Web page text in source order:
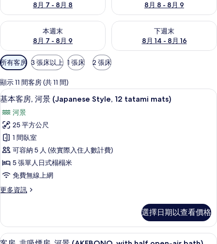
8月 7 - 8月 8
8月 8 - 8月 9
本週末
8月 7 - 8月 9
查看本週末 (8月 7 - 8月 9) 的供應情況
下週末
8月 14 - 8月 16
查看下週末 (8月 14 - 8月 16)
可
用
的
客
房
篩
選
條
件
所有客房 3 張床以上 1 張床 2 張床
顯示 11 間客房 (共 11 間)
顯
基
本
客
房,
河
(Japanese
tatami
mats)
高級寢具、羽絨被、客房內保險箱、書
8
基本客房, 河景 (Japanese Style, 12 tatami mats)
河景
25 平方公尺
1 間臥室
可容納 5 人 (依實際入住人數計費)
5 張單人日式榻榻米
免費無線上網
更多資訊
更
客
房,
河
選擇日期以查看價格
顯
免費盥洗用品、吹風機、浴袍、免治馬
8